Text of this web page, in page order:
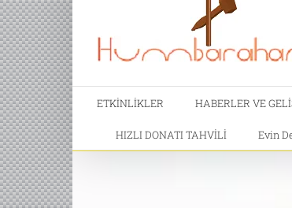
ETKİNLİKLER HABERLER VE
HIZLI DONATI TAHVİLİ Evin